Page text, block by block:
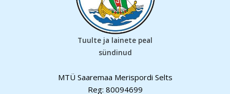
Tuulte ja lainete peal
sündinud
MTÜ Saaremaa Merispordi Selts
Reg: 80094699